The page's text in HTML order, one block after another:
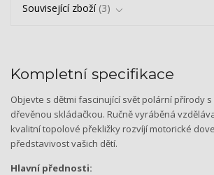
Související zboží 3
Kompletní specifikace
Objevte s dětmi fascinující svět polární přírody
dřevěnou skládačkou. Ručně vyráběná
kvalitní topolové překližky rozvíjí motorické
představivost vašich dětí.
Hlavní přednosti: